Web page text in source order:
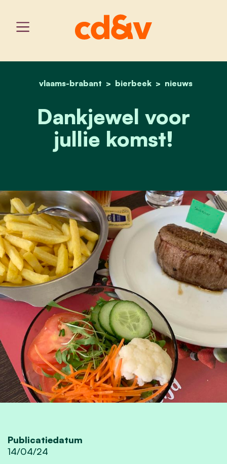
home
vlaams-brabant bierbeek nieuws
dankjewel voor jullie
Dankjewel voor
jullie komst!
Publicatiedatum
14/04/24